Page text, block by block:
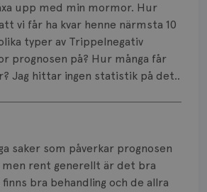
upp med min mormor. Hur
vi får ha kvar henne närmsta 10
typer av Trippelnegativ
prognosen på? Hur många får
Jag hittar ingen statistik på det..
saker som påverkar prognosen
rent generellt är det bra
bra behandling och de allra